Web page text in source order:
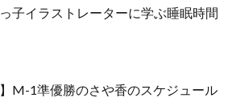
子イラストレーターに学ぶ睡眠時間
】M-1準優勝のさや香のスケジュール